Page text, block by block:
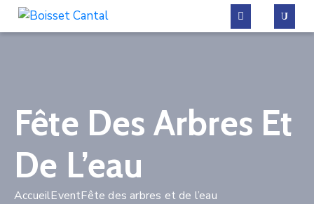
Vivre
Boisset
Démarches
Fête Des Arbres Et
De L’eau
AccueilEventFête des arbres et de l’eau